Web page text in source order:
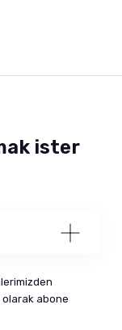
ister
abone